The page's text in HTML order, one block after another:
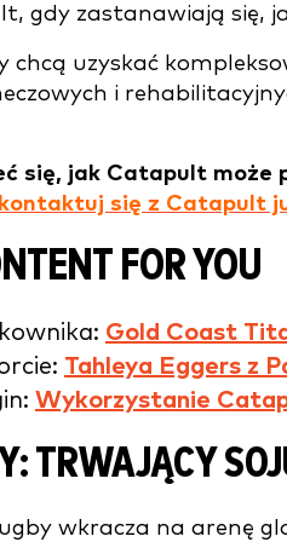
gdy zastanawiają się,
chcą uzyskać
i
się, jak Catapult może
się z Catapult
FOR YOU
Gold Coast
Tahleya Eggers z
Wykorzystanie
TRWAJĄCY
wkracza na arenę